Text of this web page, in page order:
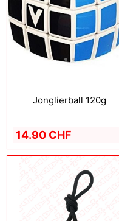
Jonglierball 120g
14.90 CHF